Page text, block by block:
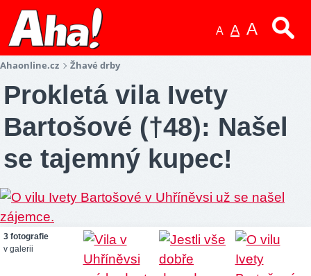
A A A
Ahaonline.cz Žhavé drby
Prokletá vila Ivety
Bartošové (†48): Našel
se tajemný kupec!
3 fotografie
v galerii